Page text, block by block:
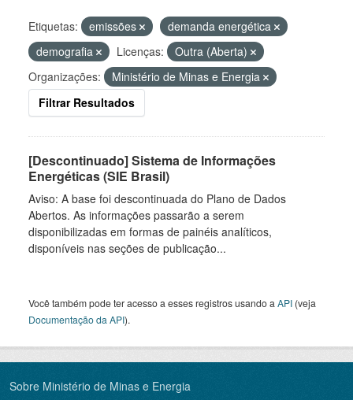
Etiquetas: emissões
demanda energética
demografia
Licenças:
Outra (Aberta)
Organizações:
Ministério de Minas e Energia
Filtrar Resultados
[Descontinuado] Sistema de Informações
Energéticas (SIE Brasil)
Aviso: A base foi descontinuada do Plano de Dados
Abertos. As informações passarão a serem
disponibilizadas em formas de painéis analíticos,
disponíveis nas seções de publicação...
Você também pode ter acesso a esses registros usando a API (veja
Documentação da API).
Sobre Ministério de Minas e Energia